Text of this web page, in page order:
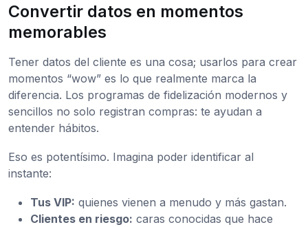
Convertir datos en momentos
memorables
Tener datos del cliente es una cosa; usarlos para crear
momentos “wow” es lo que realmente marca la
diferencia. Los programas de fidelización modernos y
sencillos no solo registran compras: te ayudan a
entender hábitos.
Eso es potentísimo. Imagina poder identificar al
instante:
Tus VIP: quienes vienen a menudo y más gastan.
Clientes en riesgo: caras conocidas que hace